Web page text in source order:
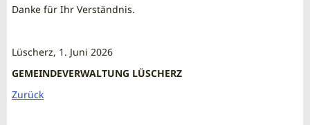
Danke für Ihr Verständnis.
Lüscherz, 1. Juni 2026
GEMEINDEVERWALTUNG LÜSCHERZ
Zurück